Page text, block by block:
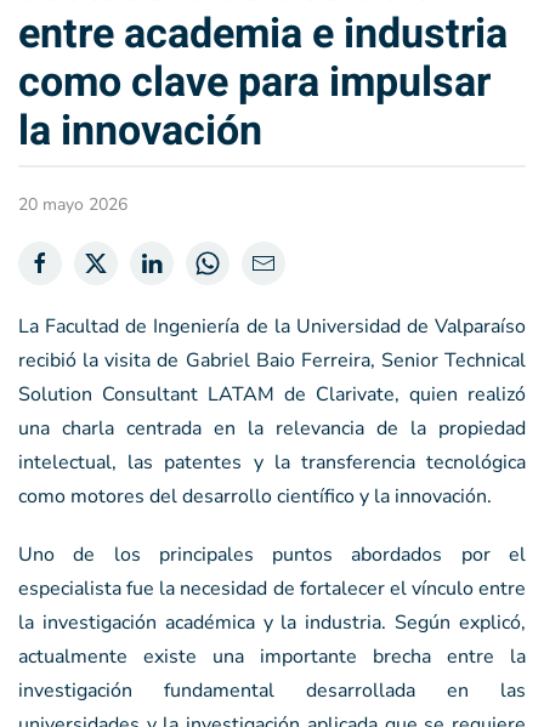
entre academia e industria
como clave para impulsar
la innovación
20 mayo 2026
La Facultad de Ingeniería de la Universidad de Valparaíso
recibió la visita de Gabriel Baio Ferreira, Senior Technical
Solution Consultant LATAM de Clarivate, quien realizó
una charla centrada en la relevancia de la propiedad
intelectual, las patentes y la transferencia tecnológica
como motores del desarrollo científico y la innovación.
Uno de los principales puntos abordados por el
especialista fue la necesidad de fortalecer el vínculo entre
la investigación académica y la industria. Según explicó,
actualmente existe una importante brecha entre la
investigación fundamental desarrollada en las